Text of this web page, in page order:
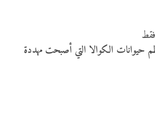
حيوانات الكوالا التي أصبحت مهددة